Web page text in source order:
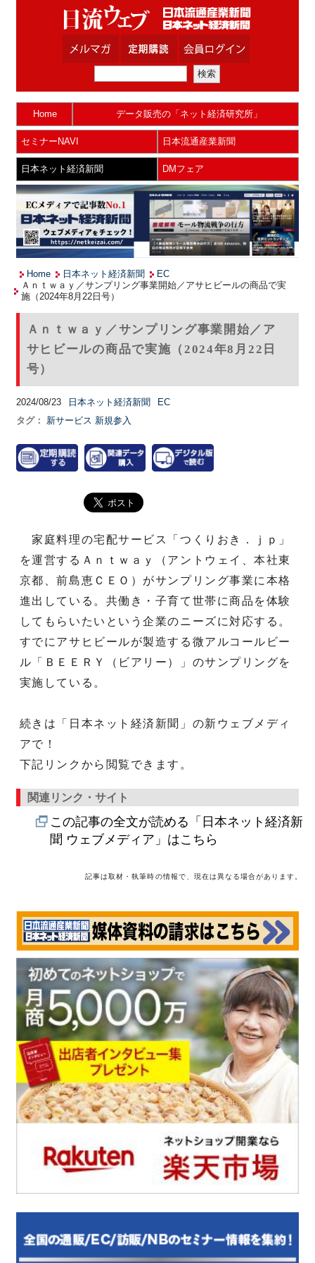
Home データ販売の「ネット経済研究所」
セミナーNAVI 日本流通産業新聞
日本ネット経済新聞 DMフェア
Home 日本ネット経済新聞
EC
Ａｎｔｗａｙ／サンプリング事業開始／アサヒビールの商品で実
施（2024年8月22日号）
Ａｎｔｗａｙ／サンプリング事業開始／ア
サヒビールの商品で実施（2024年8月22日
号）
2024/08/23 日本ネット経済新聞
EC
タグ：
新サービス 新規参入
家庭料理の宅配サービス「つくりおき．ｊｐ」
を運営するＡｎｔｗａｙ（アントウェイ、本社東
京都、前島恵ＣＥＯ）がサンプリング事業に本格
進出している。共働き・子育て世帯に商品を体験
してもらいたいという企業のニーズに対応する。
すでにアサヒビールが製造する微アルコールビー
ル「ＢＥＥＲＹ（ビアリー）」のサンプリングを
実施している。
続きは「日本ネット経済新聞」の新ウェブメディ
アで！
下記リンクから閲覧できます。
関連リンク・サイト
この記事の全文が読める「日本ネット経済新
聞 ウェブメディア」はこちら
記事は取材・執筆時の情報で、現在は異なる場合があります。